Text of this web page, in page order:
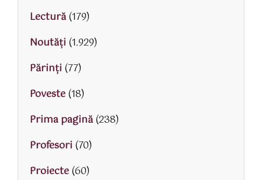
Lectură(179)
Noutăți (1.929)
Părinţi (77)
Poveste(18)
Prima pagină(238)
Profesori (70)
Proiecte(60)